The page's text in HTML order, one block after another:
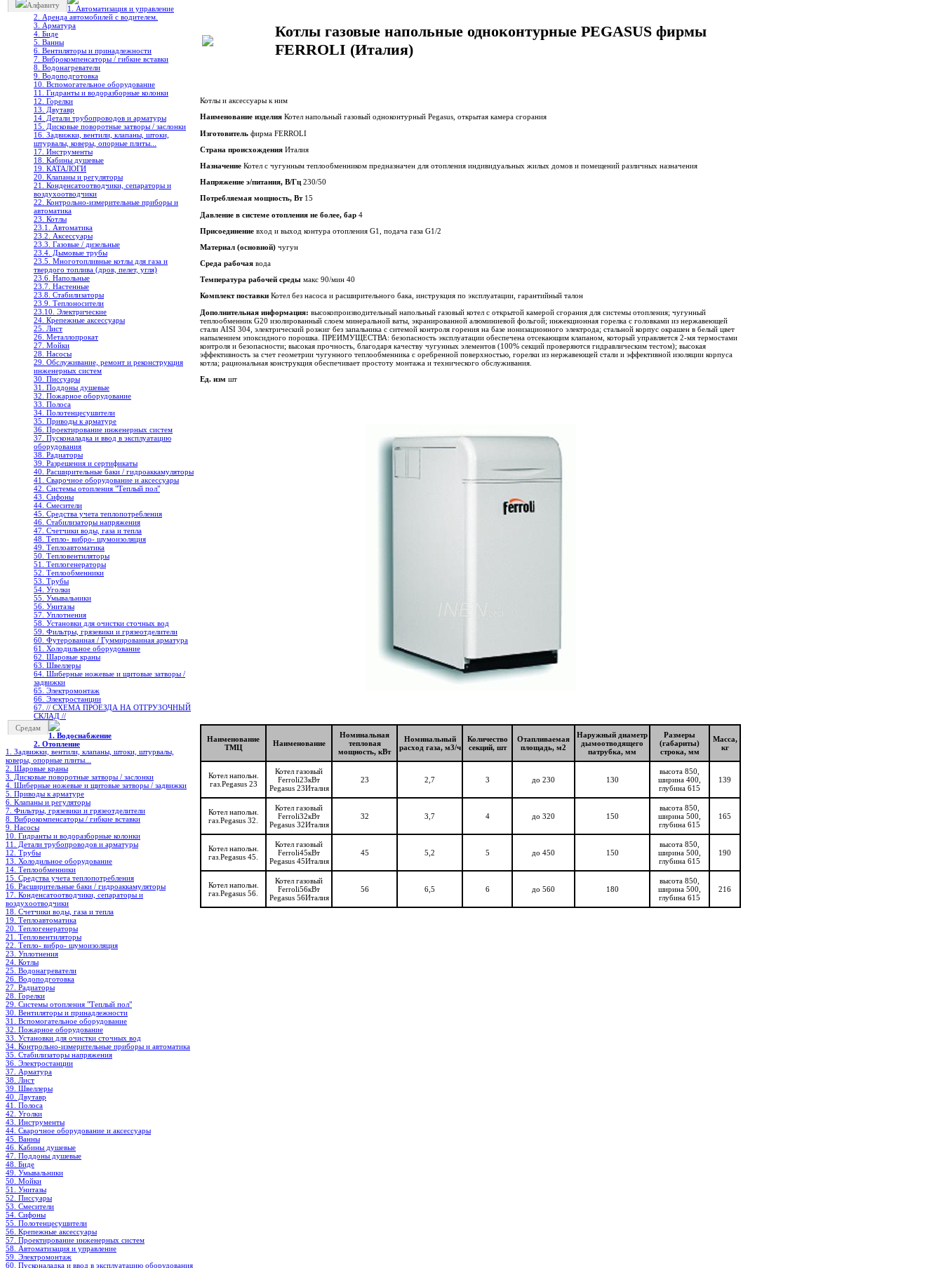
Алфавиту
1. Автоматизация и управление
2. Аренда автомобилей с водителем.
3. Арматура
4. Биде
5. Ванны
6. Вентиляторы и принадлежности
7. Виброкомпенсаторы / гибкие вставки
8. Водонагреватели
9. Водоподготовка
10. Вспомогательное оборудование
11. Гидранты и водоразборные колонки
12. Горелки
13. Двутавр
14. Детали трубопроводов и арматуры
15. Дисковые поворотные затворы / заслонки
16. Задвижки, вентили, клапаны, штоки,
штурвалы, коверы, опорные плиты...
17. Инструменты
18. Кабины душевые
19. КАТАЛОГИ
20. Клапаны и регуляторы
21. Конденсатоотводчики, сепараторы и
воздухоотводчики
22. Контрольно-измерительные приборы и
автоматика
23. Котлы
23.1. Автоматика
23.2. Аксессуары
23.3. Газовые / дизельные
23.4. Дымовые трубы
23.5. Многотопливные котлы для газа и
твердого топлива (дров, пелет, угля)
23.6. Напольные
23.7. Настенные
23.8. Стабилизаторы
23.9. Теплоносители
23.10. Электрические
24. Крепежные аксессуары
25. Лист
26. Металлопрокат
27. Мойки
28. Насосы
29. Обслуживание, ремонт и реконструкция
инженерных систем
30. Писсуары
31. Поддоны душевые
32. Пожарное оборудование
33. Полоса
34. Полотенцесушители
35. Приводы к арматуре
36. Проектирование инженерных систем
37. Пусконаладка и ввод в эксплуатацию
оборудования
38. Радиаторы
39. Разрешения и сертификаты
40. Расширительные баки / гидроаккамуляторы
41. Сварочное оборудование и аксессуары
42. Системы отопления "Теплый пол"
43. Сифоны
44. Смесители
45. Средства учета теплопотребления
46. Стабилизаторы напряжения
47. Счетчики воды, газа и тепла
48. Тепло- вибро- шумоизоляция
49. Теплоавтоматика
50. Тепловентиляторы
51. Теплогенераторы
52. Теплообменники
53. Трубы
54. Уголки
55. Умывальники
56. Унитазы
57. Уплотнения
58. Установки для очистки сточных вод
59. Фильтры, грязевики и грязеотделители
60. Футерованная / Гуммированная арматура
61. Холодильное oборудование
62. Шаровые краны
63. Швеллеры
64. Шиберные ножевые и щитовые затворы /
задвижки
65. Электромонтаж
66. Электростанции
67. // СХЕМА ПРОЕЗДА НА ОТГРУЗОЧНЫЙ
СКЛАД //
Средам
1. Водоснабжение
2. Отопление
1. Задвижки, вентили, клапаны, штоки, штурвалы,
коверы, опорные плиты...
2. Шаровые краны
3. Дисковые поворотные затворы / заслонки
4. Шиберные ножевые и щитовые затворы / задвижки
5. Приводы к арматуре
6. Клапаны и регуляторы
7. Фильтры, грязевики и грязеотделители
8. Виброкомпенсаторы / гибкие вставки
9. Насосы
10. Гидранты и водоразборные колонки
11. Детали трубопроводов и арматуры
12. Трубы
13. Холодильное oборудование
14. Теплообменники
15. Средства учета теплопотребления
16. Расширительные баки / гидроаккамуляторы
17. Конденсатоотводчики, сепараторы и
воздухоотводчики
18. Счетчики воды, газа и тепла
19. Теплоавтоматика
20. Теплогенераторы
21. Тепловентиляторы
22. Тепло- вибро- шумоизоляция
23. Уплотнения
24. Котлы
25. Водонагреватели
26. Водоподготовка
27. Радиаторы
28. Горелки
29. Системы отопления "Теплый пол"
30. Вентиляторы и принадлежности
31. Вспомогательное оборудование
32. Пожарное оборудование
33. Установки для очистки сточных вод
34. Контрольно-измерительные приборы и автоматика
35. Стабилизаторы напряжения
36. Электростанции
37. Арматура
38. Лист
39. Швеллеры
40. Двутавр
41. Полоса
42. Уголки
43. Инструменты
44. Сварочное оборудование и аксессуары
45. Ванны
46. Кабины душевые
47. Поддоны душевые
48. Биде
49. Умывальники
50. Мойки
51. Унитазы
52. Писсуары
53. Смесители
54. Сифоны
55. Полотенцесушители
56. Крепежные аксессуары
57. Проектирование инженерных систем
58. Автоматизация и управление
59. Электромонтаж
60. Пусконаладка и ввод в эксплуатацию оборудования
Котлы газовые напольные одноконтурные PEGASUS фирмы
FERROLI (Италия)
Котлы и аксессуары к ним
Наименование изделия Котел напольный газовый одноконтурный Pegasus, открытая камера сгорания
Изготовитель фирма FERROLI
Страна происхождения Италия
Назначение Котел с чугунным теплообменником предназначен для отопления индивидуальных жилых домов и помещений различных назначения
Напряжение э/питания, В/Гц 230/50
Потребляемая мощность, Вт15
Давление в системе отопления не более, бар 4
Присоединение вход и выход контура отопления G1, подача газа G1/2
Материал (основной) чугун
Среда рабочая вода
Температура рабочей среды макс 90/мин 40
Комплект поставки Котел без насоса и расширительного бака, инструкция по эксплуатации, гарантийный талон
Дополнительная информация: высокопроизводительный напольный газовый котел с открытой камерой сгорания для системы отопления; чугунный
теплообменник G20 изолированный слоем минеральной ваты, экранированной алюминиевой фольгой; инжекционная горелка с головками из нержавеющей
стали AISI 304, электрический розжиг без запальника с ситемой контроля горения на базе ионизационного электрода; стальной корпус окрашен в белый цвет
напылением эпоксидного порошка. ПРЕИМУЩЕСТВА: безопасность эксплуатации обеспечена отсекающим клапаном, который управляется 2-мя термостами
контроля и безопасности; высокая прочность, благодаря качеству чугунных элементов (100% секций проверяются гидравлическим тестом); высокая
эффективность за счет геометрии чугунного теплообменника с оребренной поверхностью, горелки из нержавеющей стали и эффективной изоляции корпуса
котла; рациональная конструкция обеспечивает простоту монтажа и технического обслуживания.
Ед. изм шт
Наименование
ТМЦ
Наименование
Номинальная
тепловая
мощность, кВт
Номинальный
расход газа, м3/ч
Количество
секций, шт
Отапливаемая
площадь, м2
Наружный диаметр
дымоотводящего
патрубка, мм
Размеры
(габариты)
строка, мм
Масса,
кг
Котел напольн.
газ.Pegasus 23
Котел газовый
Ferroli23кВт
Pegasus 23Италия
23 2,7 3 до 230 130
высота 850,
ширина 400,
глубина 615
139
Котел напольн.
газ.Pegasus 32.
Котел газовый
Ferroli32кВт
Pegasus 32Италия
32 3,7 4 до 320 150
высота 850,
ширина 500,
глубина 615
165
Котел напольн.
газ.Pegasus 45.
Котел газовый
Ferroli45кВт
Pegasus 45Италия
45 5,2 5 до 450 150
высота 850,
ширина 500,
глубина 615
190
Котел напольн.
газ.Pegasus 56.
Котел газовый
Ferroli56кВт
Pegasus 56Италия
56 6,5 6 до 560 180
высота 850,
ширина 500,
глубина 615
216